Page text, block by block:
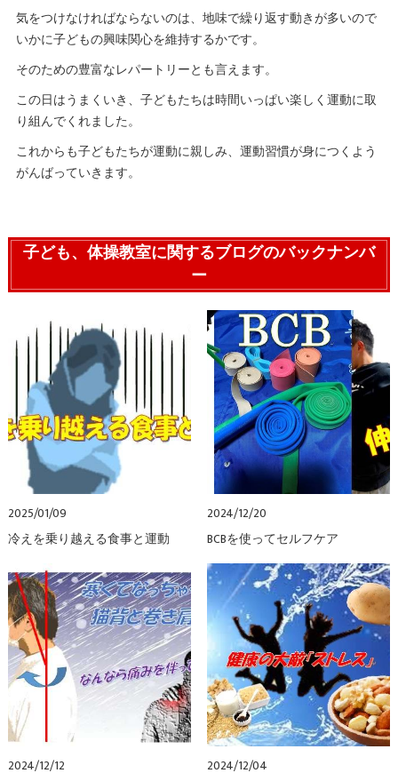
気をつけなければならないのは、地味で繰り返す動きが多いので
いかに子どもの興味関心を維持するかです。
そのための豊富なレパートリーとも言えます。
この日はうまくいき、子どもたちは時間いっぱい楽しく運動に取
り組んでくれました。
これからも子どもたちが運動に親しみ、運動習慣が身につくよう
がんばっていきます。
子ども、体操教室に関するブログのバックナンバ
ー
2025/01/09
冷えを乗り越える食事と運動
2024/12/20
BCBを使ってセルフケア
2024/12/12
2024/12/04